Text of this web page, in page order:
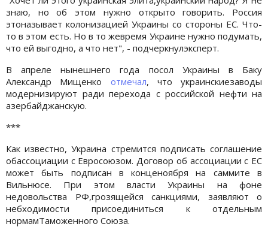
знаю, но об этом нужно открыто говорить. Россия
этоназывает колонизацией Украины со стороны ЕС. Что-
то в этом есть. Но в то жевремя Украине нужно подумать,
что ей выгодно, а что нет", - подчеркнулэксперт.
В апреле нынешнего года посол Украины в Баку
Александр Мищенко отмечал, что украинскиезаводы
модернизируют ради перехода с российской нефти на
азербайджанскую.
***
Как известно, Украина стремится подписать соглашение
обассоциации с Евросоюзом. Договор об ассоциации с ЕС
может быть подписан в конценоября на саммите в
Вильнюсе. При этом власти Украины на фоне
недовольства РФ,грозящейся санкциями, заявляют о
небходимости присоединиться к отдельным
нормамТаможенного Союза.